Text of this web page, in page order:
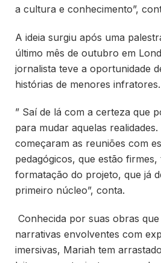
a cultura e conhecimento”,
A ideia surgiu após uma
último mês de outubro em
jornalista teve a oportunidade
histórias de menores infratores.
” Saí de lá com a certeza que
para mudar aquelas
começaram as reuniões com
pedagógicos, que estão
formatação do projeto, que já
primeiro núcleo”, conta.
Conhecida por suas obras
narrativas envolventes com
imersivas, Mariah tem